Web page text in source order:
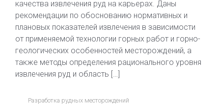
качества извлечения руд на карьерах. Даны
рекомендации по обоснованию нормативных и
плановых показателей извлечения в зависимости
от применяемой технологии горных работ и горно-
геологических особенностей месторождений, а
также методы определения рационального уровня
извлечения руд и область […]
Разработка рудных месторождений